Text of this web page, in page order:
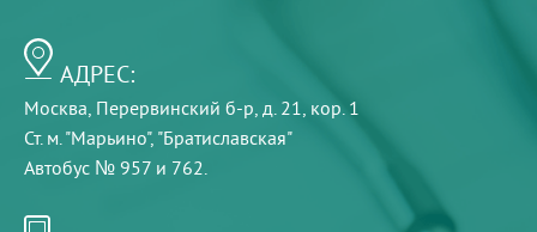
АДРЕС:
Москва, Перервинский б-р, д. 21, кор. 1
Ст. м. "Марьино", "Братиславская"
Автобус № 957 и 762.